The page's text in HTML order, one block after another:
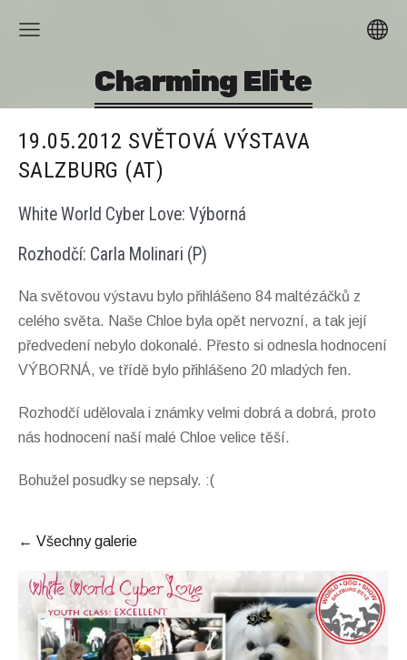
Charming Elite
19.05.2012 SVĚTOVÁ VÝSTAVA
SALZBURG (AT)
White World Cyber Love: Výborná
Rozhodčí: Carla Molinari (P)
Na světovou výstavu bylo přihlášeno 84 maltézáčků z
celého světa. Naše Chloe byla opět nervozní, a tak její
předvedení nebylo dokonalé. Přesto si odnesla hodnocení
VÝBORNÁ, ve třídě bylo přihlášeno 20 mladých fen.
Rozhodčí udělovala i známky velmi dobrá a dobrá, proto
nás hodnocení naší malé Chloe velice těší.
Bohužel posudky se nepsaly. :(
Všechny galerie